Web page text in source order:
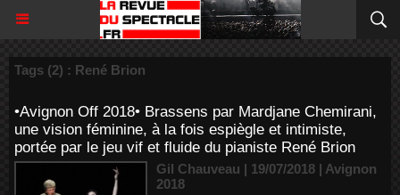
Tags (2) : René Brion
•Avignon Off 2018• Brassens par Mardjane Chemirani,
une vision féminine, à la fois espiègle et intimiste,
portée par le jeu vif et fluide du pianiste René Brion
Gil Chauveau | 19/07/2018 | Avignon
2018